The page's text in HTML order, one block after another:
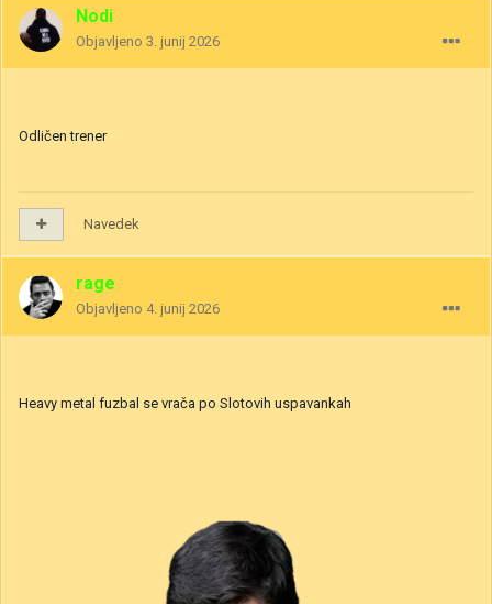
Nodi
Objavljeno 3. junij 2026
Odličen trener
Navedek
rage
Objavljeno 4. junij 2026
Heavy metal fuzbal se vrača po Slotovih uspavankah